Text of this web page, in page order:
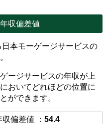
収偏差値
本モーゲージサービスの
ージサービスの年収が上
おいてどれほどの位置に
ができます。
収偏差値 ：54.4